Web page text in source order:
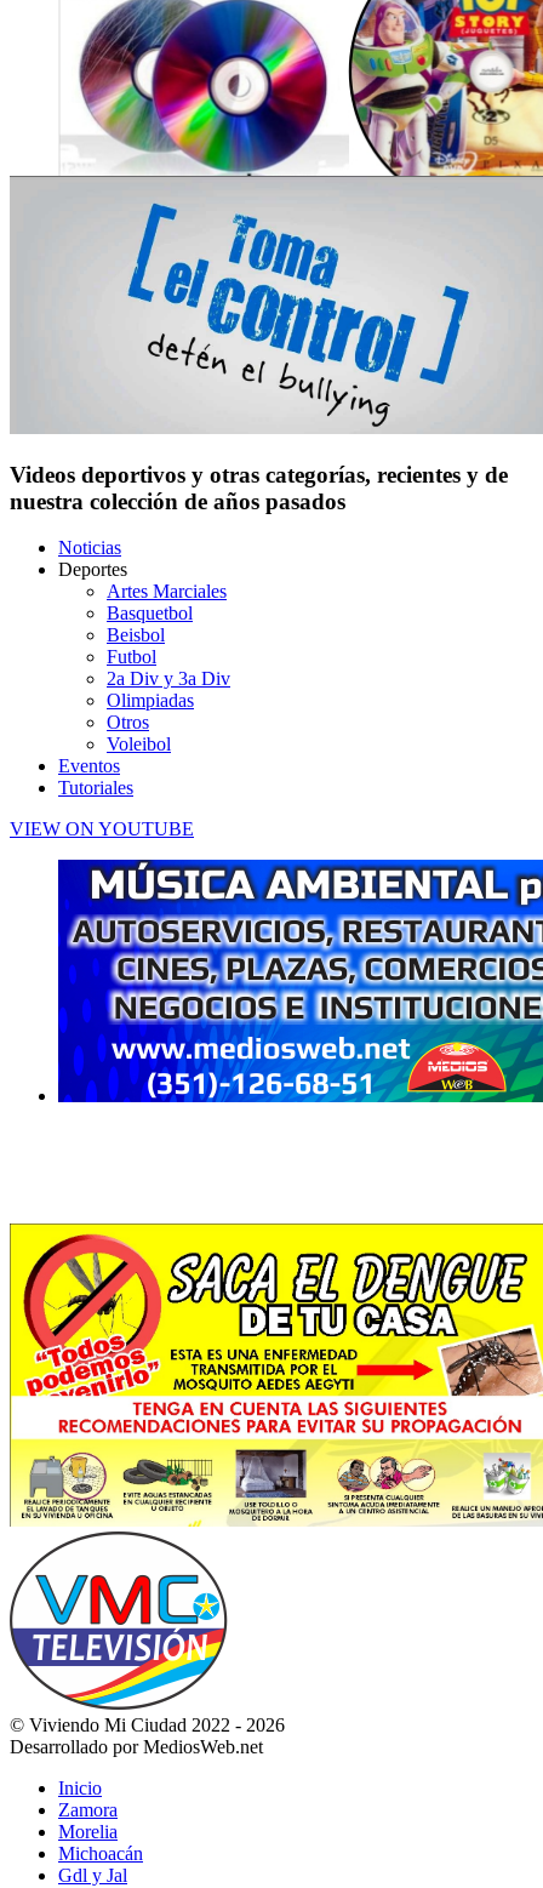
Videos deportivos y otras categorías, recientes y de
nuestra colección de años pasados
Noticias
Deportes
Artes Marciales
Basquetbol
Beisbol
Futbol
2a Div y 3a Div
Olimpiadas
Otros
Voleibol
Eventos
Tutoriales
VIEW ON YOUTUBE
© Viviendo Mi Ciudad 2022 - 2026
Desarrollado por MediosWeb.net
Inicio
Zamora
Morelia
Michoacán
Gdl y Jal